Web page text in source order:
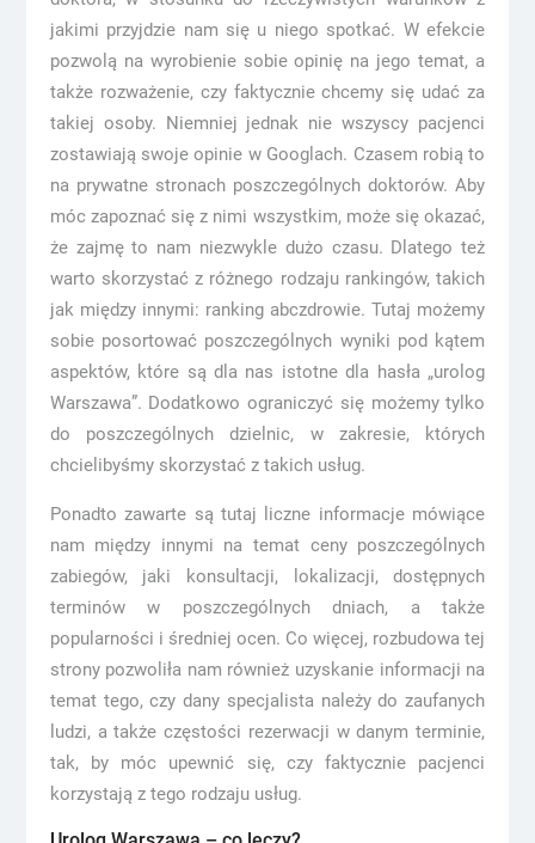
jakimi przyjdzie nam się u niego spotkać. W efekcie
pozwolą na wyrobienie sobie opinię na jego temat, a
także rozważenie, czy faktycznie chcemy się udać za
takiej osoby. Niemniej jednak nie wszyscy pacjenci
zostawiają swoje opinie w Googlach. Czasem robią to
na prywatne stronach poszczególnych doktorów. Aby
móc zapoznać się z nimi wszystkim, może się okazać,
że zajmę to nam niezwykle dużo czasu. Dlatego też
warto skorzystać z różnego rodzaju rankingów, takich
jak między innymi: ranking abczdrowie. Tutaj możemy
sobie posortować poszczególnych wyniki pod kątem
aspektów, które są dla nas istotne dla hasła „urolog
Warszawa”. Dodatkowo ograniczyć się możemy tylko
do poszczególnych dzielnic, w zakresie, których
chcielibyśmy skorzystać z takich usług.
Ponadto zawarte są tutaj liczne informacje mówiące
nam między innymi na temat ceny poszczególnych
zabiegów, jaki konsultacji, lokalizacji, dostępnych
terminów w poszczególnych dniach, a także
popularności i średniej ocen. Co więcej, rozbudowa tej
strony pozwoliła nam również uzyskanie informacji na
temat tego, czy dany specjalista należy do zaufanych
ludzi, a także częstości rezerwacji w danym terminie,
tak, by móc upewnić się, czy faktycznie pacjenci
korzystają z tego rodzaju usług.